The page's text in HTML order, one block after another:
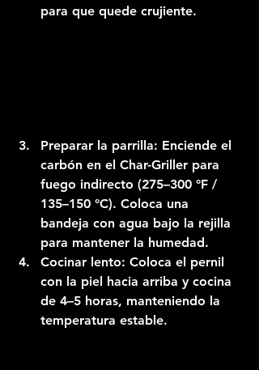
para que quede crujiente.
Preparar la parrilla: Enciende el
carbón en el Char-Griller para
fuego indirecto (275–300 °F /
135–150 °C). Coloca una
bandeja con agua bajo la rejilla
para mantener la humedad.
Cocinar lento: Coloca el pernil
con la piel hacia arriba y cocina
de 4–5 horas, manteniendo la
temperatura estable.